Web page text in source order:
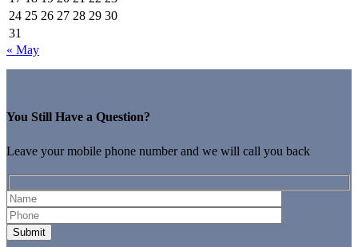
24 25 26 27 28 29 30
31
« May
You Still Have a Question?
Leave your mobile phone number and we will call you back